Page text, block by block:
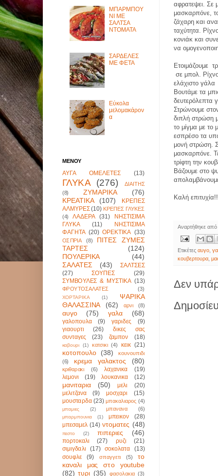
αφρατεψει. Σε
μασκαρπόνε,
ζάχαρη και
ταχύτητα.
κονιάκ και
να
Ετοιμάζουμε
σε μπολ.
ελάχιστο γάλα
Βουτάμε τα
δευτερόλεπτα
Στρώνουμε
διπλή στρώση
το μίγμα με
εσπρέσο τα
μονή στρώση.
μασκαρπόνε.
τρίφτη την
Βάζουμε στο
Καλή
Αναρτήθηκε
Ετικέτεςαυγο ,
κουβερτουρα ,
Δεν
ΜΠΑΡΜΠΟΥ
ΝΙ ΜΕ
ΣΑΛΤΣΑ
ΝΤΟΜΑΤΑ
ΣΑΡΔΕΛΕΣ
ΜΕ ΦΕΤΑ
Εύκολα
μελομακάρον
α
ΜΕΝΟΥ
ΑΥΓΑ ΟΜΕΛΕΤΕΣ (13)
ΓΛΥΚΑ (276)
ΔΙΑΙΤΗΣ
(8)
ΖΥΜΑΡΙΚΑ
(76)
ΚΡΕΑΤΙΚΑ
(107)
ΚΡΕΠΕΣ
ΑΛΜΥΡΕΣ (10) ΚΡΕΠΕΣ ΓΛΥΚΕΣ
(4)
ΛΑΔΕΡΑ (31)
ΝΗΣΤΙΣΙΜΑ
ΓΛΥΚΑ
(11)
ΝΗΣΤΙΣΙΜΑ
ΦΑΓΗΤΑ (20) ΟΡΕΚΤΙΚΑ (33)
ΟΣΠΡΙΑ (8)
ΠΙΤΕΣ ΖΥΜΕΣ
ΤΑΡΤΕΣ
(124)
ΠΟΥΛΕΡΙΚΑ
(44)
ΣΑΛΑΤΕΣ
(43)
ΣΑΛΤΣΕΣ
(27)
ΣΟΥΠΕΣ
(29)
ΣΥΜΒΟΥΛΕΣ & ΜΥΣΤΙΚΑ (13)
ΦΡΟΥΤΟΣΑΛΑΤΕΣ (3)
ΧΟΡΤΑΡΙΚΑ (1)
ΨΑΡΙΚΑ
ΘΑΛΑΣΣΙΝΑ
(62) αρνι (8)
αυγο (75) γαλα (68)
γαλοπουλα (9) γαριδες
(9)
γιαουρτι
(26)
δικες σας
συνταγες
(23) ζαμπον (18)
καβουρι (1) κατσικι (4) κεικ (21)
κοτοπουλο (38)
κουνουπιδι
(6)
κρεμα γαλακτος (80)
κριθαρακι (6) λαχανικα
(19)
λεμονι
(19) λουκανικα (12)
μανιταρια (50) μελι
(20)
μελιτζανα
(9) μοσχαρι
(15)
μουσταρδα (23) μπακαλιαρος (4)
μπαμιες (2) μπανανα (6)
μπαρμπουνια (1) μπεικον
(28)
μπεσαμελ (14) ντοματες (48)
πεστο (2) πιπεριες (46)
πορτοκαλι (27) ρυζι
(21)
σιμιγδαλι
(17) σοκολατα
(13)
σουφλε
(9) σπαγγετι (5)
το
καναλι μας στο youtube
(82) τυρι (35) φασολακια (3)